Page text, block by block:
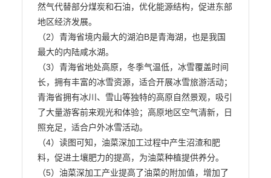
然气代替部分煤炭和石油，优化能源结构，促进东部
地区经济发展。
（2）青海省境内最大的湖泊B是青海湖，也是我国
最大的内陆咸水湖。
（3）青海省地处高原，冬季气温低，冰雪覆盖时间
长，拥有丰富的冰雪资源，适合开展冰雪旅游活动；
青海省拥有冰川、雪山等独特的高原自然景观，吸引
了大量游客前来观光和体验；高原地区空气清新，日
照充足，适合户外冰雪活动。
（4）读图可知，油菜深加工过程中产生沼渣和肥
料，促进土壤肥力的提高，为油菜种植提供养分。
（5）油菜深加工产业提高了油菜的附加值，增加了